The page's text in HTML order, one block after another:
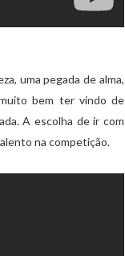
uma pegada de alma,
bem ter vindo de
A escolha de ir com
na competição.